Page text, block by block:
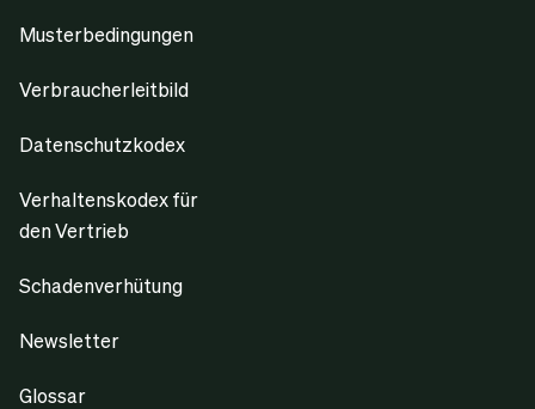
Musterbedingungen
Verbraucherleitbild
Datenschutzkodex
Verhaltenskodex für
den Vertrieb
Schadenverhütung
Newsletter
Glossar